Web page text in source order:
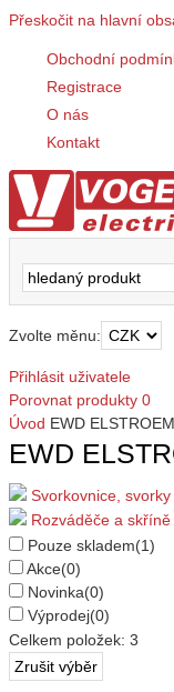
Přeskočit na hlavní
Obchodní
Registrace
O nás
Kontakt
Zvolte měnu:
Přihlásit uživatele
Porovnat produkty 0
Úvod EWD
EWD
Svorkovnice, svorky
Rozváděče a skříně
Pouze skladem(1)
Akce(0)
Novinka(0)
Výprodej(0)
Celkem položek: 3